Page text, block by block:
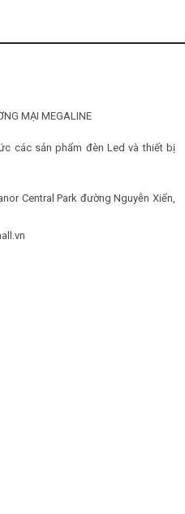
MẠI MEGALINE
các sản phẩm đèn Led và thiết bị
Central Park đường Nguyễn Xiển,